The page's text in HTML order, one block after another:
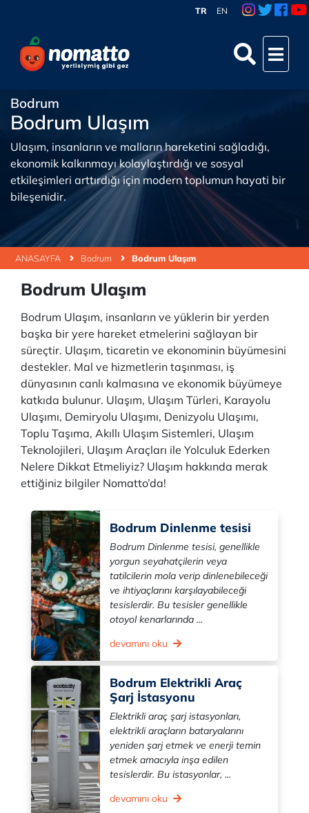
TR EN
ANASAYFA Bodrum Bodrum Ulaşım
Bodrum
Bodrum Ulaşım
Ulaşım, insanların ve malların hareketini sağladığı,
ekonomik kalkınmayı kolaylaştırdığı ve sosyal
etkileşimleri arttırdığı için modern toplumun hayati bir
bileşenidir.
Bodrum Ulaşım
Bodrum Ulaşım, insanların ve yüklerin bir yerden
başka bir yere hareket etmelerini sağlayan bir
süreçtir. Ulaşım, ticaretin ve ekonominin büyümesini
destekler. Mal ve hizmetlerin taşınması, iş
dünyasının canlı kalmasına ve ekonomik büyümeye
katkıda bulunur. Ulaşım, Ulaşım Türleri, Karayolu
Ulaşımı, Demiryolu Ulaşımı, Denizyolu Ulaşımı,
Toplu Taşıma, Akıllı Ulaşım Sistemleri, Ulaşım
Teknolojileri, Ulaşım Araçları ile Yolculuk Ederken
Nelere Dikkat Etmeliyiz? Ulaşım hakkında merak
ettiğiniz bilgiler Nomatto’da!
Bodrum Dinlenme tesisi
Bodrum Dinlenme tesisi, genellikle
yorgun seyahatçilerin veya
tatilcilerin mola verip dinlenebileceği
ve ihtiyaçlarını karşılayabileceği
tesislerdir. Bu tesisler genellikle
otoyol kenarlarında ...
devamını oku
Bodrum Elektrikli Araç
Şarj İstasyonu
Elektrikli araç şarj istasyonları,
elektrikli araçların bataryalarını
yeniden şarj etmek ve enerji temin
etmek amacıyla inşa edilen
tesislerdir. Bu istasyonlar, ...
devamını oku